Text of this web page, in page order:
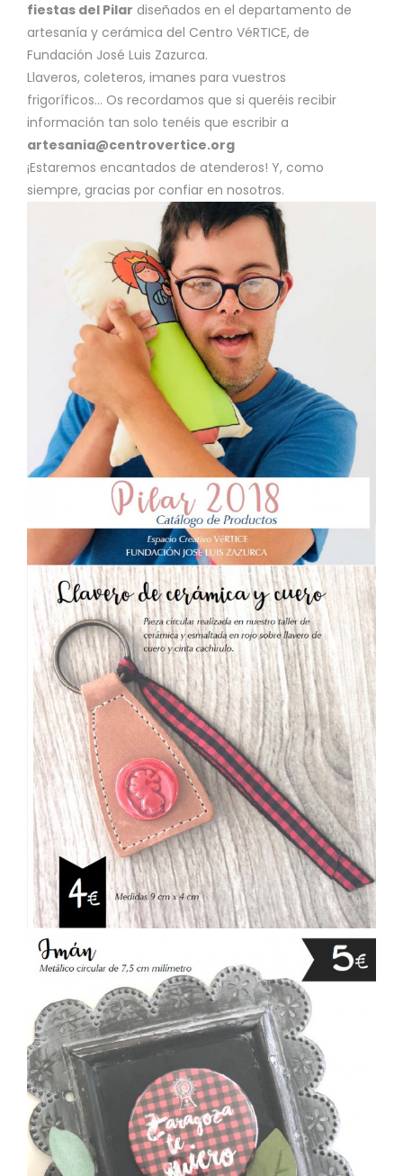
fiestas del Pilar diseñados en el departamento de
artesanía y cerámica del Centro VéRTICE, de
Fundación José Luis Zazurca.
Llaveros, coleteros, imanes para vuestros
frigoríficos… Os recordamos que si queréis recibir
información tan solo tenéis que escribir a
artesania@centrovertice.org
¡Estaremos encantados de atenderos! Y, como
siempre, gracias por confiar en nosotros.